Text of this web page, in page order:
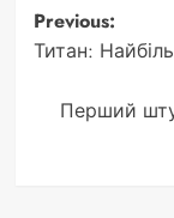
Post
Previous:
Титан:
Перший